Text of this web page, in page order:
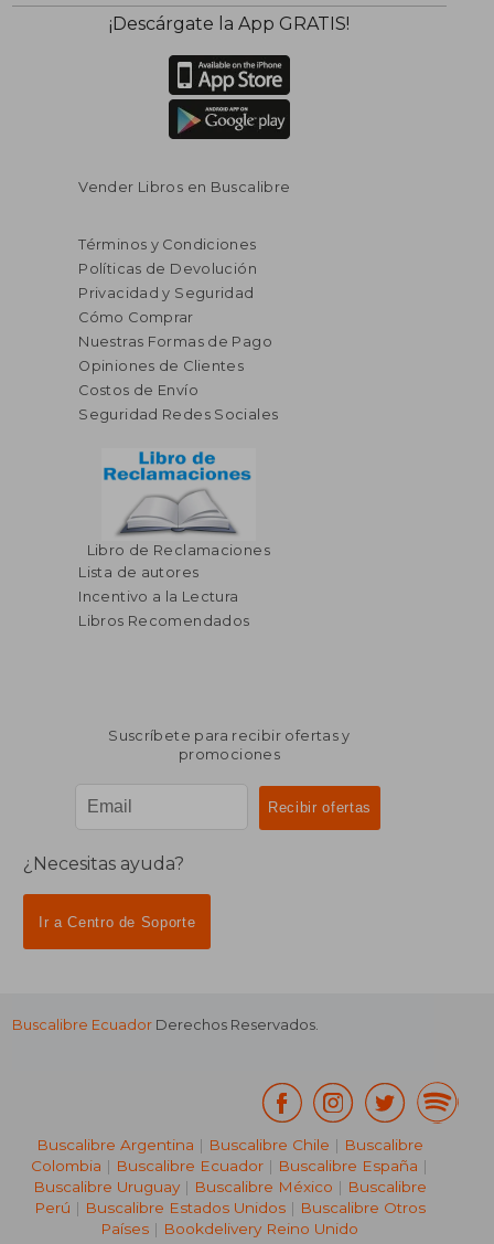
¡Descárgate la App GRATIS!
Vender Libros en Buscalibre
Términos y Condiciones
Políticas de Devolución
Privacidad y Seguridad
Cómo Comprar
Nuestras Formas de Pago
Opiniones de Clientes
Costos de Envío
Seguridad Redes Sociales
Libro de Reclamaciones
Lista de autores
Incentivo a la Lectura
Libros Recomendados
Suscríbete para recibir ofertas y
promociones
¿Necesitas ayuda?
Ir a Centro de Soporte
Buscalibre Ecuador Derechos Reservados.
Buscalibre Argentina | Buscalibre Chile | Buscalibre
Colombia | Buscalibre Ecuador | Buscalibre España |
Buscalibre Uruguay| Buscalibre México | Buscalibre
Perú | Buscalibre Estados Unidos| Buscalibre Otros
Países | Bookdelivery Reino Unido